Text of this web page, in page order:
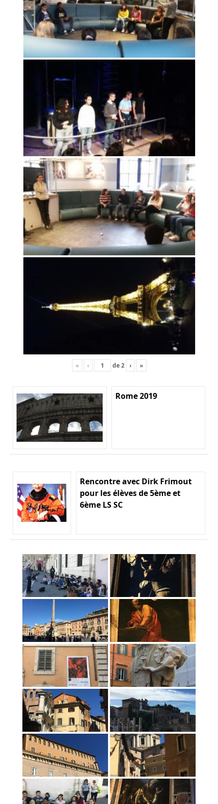
« ‹ de2 › »
Rome 2019
Rencontre avec Dirk Frimout
pour les élèves de 5ème et
6ème LS SC